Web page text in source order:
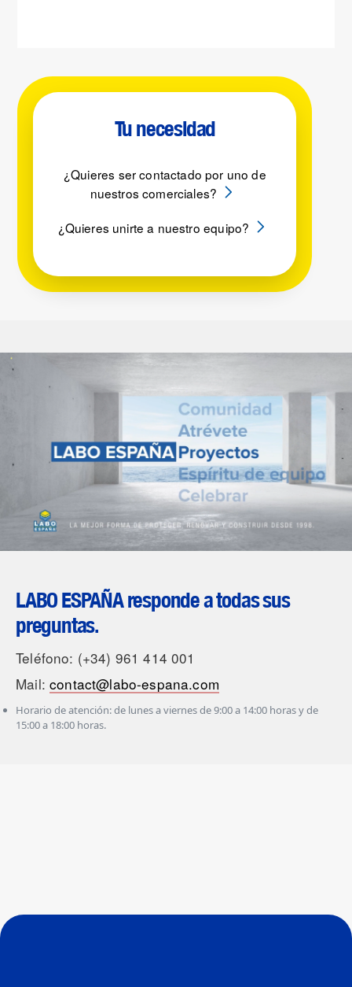
Tu necesidad
¿Quieres ser contactado por uno de
nuestros comerciales?
¿Quieres unirte a nuestro equipo?
LABO ESPAÑA responde a todas sus
preguntas.
Teléfono: (+34) 961 414 001
Mail:contact@labo-espana.com
Horario de atención: de lunes a viernes de 9:00 a 14:00 horas y de
15:00 a 18:00 horas.